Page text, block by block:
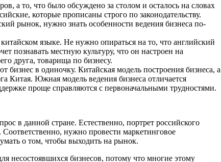
а то, что было обсуждено за столом и осталось на словах
которые прописаны строго по законодательству.
рынок, нужно знать особенности ведения бизнеса по-
языке. Не нужно опираться на то, что английский
познавать местную культуру, что он настроен на
друга, товарища по бизнесу.
бизнес в одиночку. Китайская модель построения бизнеса, а
Китая. Южная модель ведения бизнеса отличается
проще справляются с первоначальными трудностями.
в данной стране. Естественно, портрет российского
нужно провести маркетинговое
о том, чтобы выходить на рынок.
несостоявшихся бизнесов, потому что многие этому